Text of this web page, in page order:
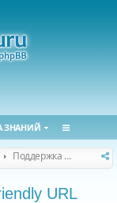
ЗНАНИЙ
Поддержка расширений для phpBB
URL